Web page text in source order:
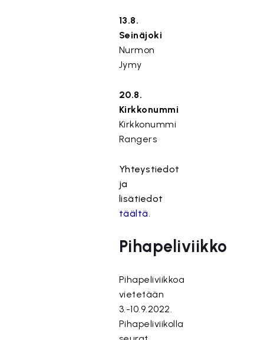
13.8.
Seinäjoki
Nurmon
Jymy
20.8.
Kirkkonummi
Kirkkonummi
Rangers
Yhteystiedot
ja
lisätiedot
täältä.
Pihapeliviikko
Pihapeliviikkoa
vietetään
3.-10.9.2022.
Pihapeliviikolla